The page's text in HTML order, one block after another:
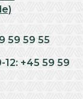
59 59 55
+45 59 59